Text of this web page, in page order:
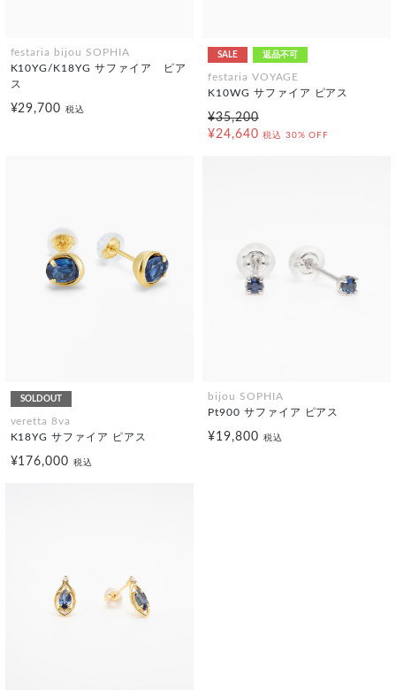
festaria bijou SOPHIA
K10YG/K18YG サファイア ピア
ス
¥29,700税込
SALE 返品不可
festaria VOYAGE
K10WG サファイア ピアス
¥35,200
¥24,640 税込 30% OFF
SOLDOUT
veretta 8va
K18YG サファイア ピアス
¥176,000税込
bijou SOPHIA
Pt900 サファイア ピアス
¥19,800 税込